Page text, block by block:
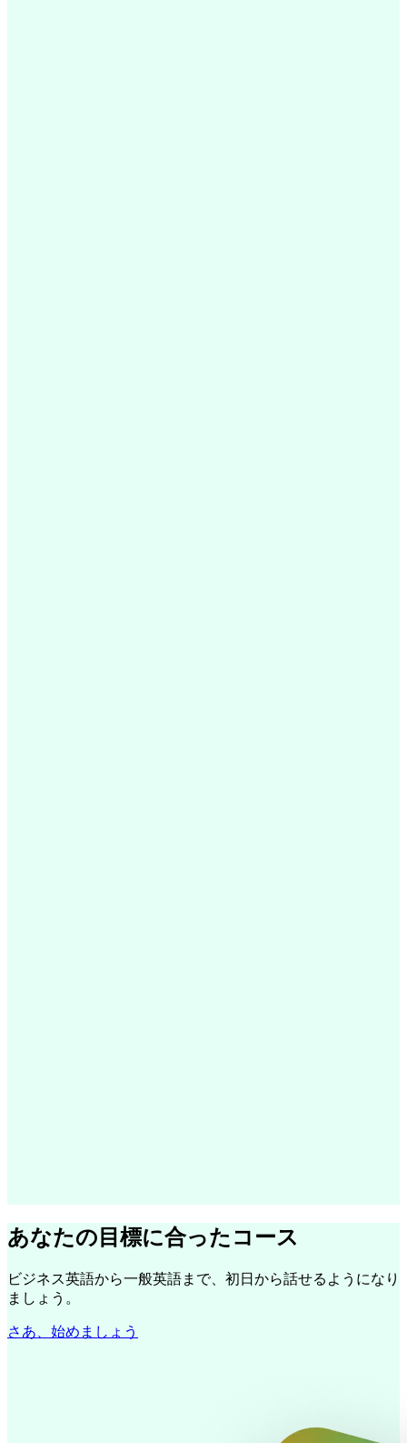
あなたの目標に合ったコース
ビジネス英語から一般英語まで、初日から話せるようになり
ましょう。
さあ、始めましょう